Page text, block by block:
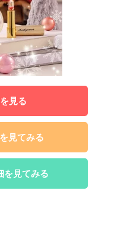
見る
見てみる
を見てみる